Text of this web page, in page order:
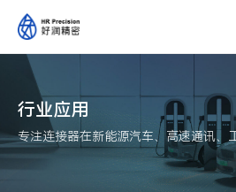
工
行业应用
专注连接器在新能源汽车、高速通讯、